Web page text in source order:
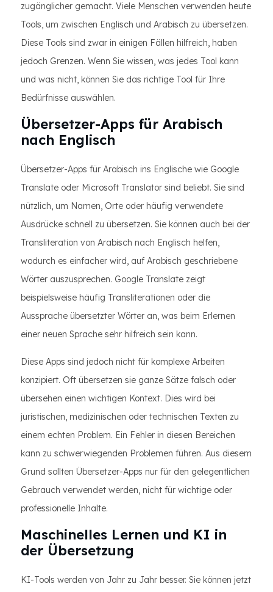
zugänglicher gemacht. Viele Menschen verwenden heute
Tools, um zwischen Englisch und Arabisch zu übersetzen.
Diese Tools sind zwar in einigen Fällen hilfreich, haben
jedoch Grenzen. Wenn Sie wissen, was jedes Tool kann
und was nicht, können Sie das richtige Tool für Ihre
Bedürfnisse auswählen.
Übersetzer-Apps für Arabisch
nach Englisch
Übersetzer-Apps für Arabisch ins Englische wie Google
Translate oder Microsoft Translator sind beliebt. Sie sind
nützlich, um Namen, Orte oder häufig verwendete
Ausdrücke schnell zu übersetzen. Sie können auch bei der
Transliteration von Arabisch nach Englisch helfen,
wodurch es einfacher wird, auf Arabisch geschriebene
Wörter auszusprechen. Google Translate zeigt
beispielsweise häufig Transliterationen oder die
Aussprache übersetzter Wörter an, was beim Erlernen
einer neuen Sprache sehr hilfreich sein kann.
Diese Apps sind jedoch nicht für komplexe Arbeiten
konzipiert. Oft übersetzen sie ganze Sätze falsch oder
übersehen einen wichtigen Kontext. Dies wird bei
juristischen, medizinischen oder technischen Texten zu
einem echten Problem. Ein Fehler in diesen Bereichen
kann zu schwerwiegenden Problemen führen. Aus diesem
Grund sollten Übersetzer-Apps nur für den gelegentlichen
Gebrauch verwendet werden, nicht für wichtige oder
professionelle Inhalte.
Maschinelles Lernen und KI in
der Übersetzung
KI-Tools werden von Jahr zu Jahr besser. Sie können jetzt